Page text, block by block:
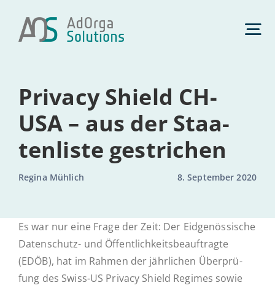
Inhalt
springen
Management­beratung
Künst­li­che Intelligenz
Com­pli­ance
Über uns
Privacy Shield CH-
USA – aus der Staa­
ten­lis­te gestrichen
Regina Mühlich 8. September 2020
Es war nur eine Frage der Zeit: Der Eid­ge­nös­si­sche
Da­ten­­­schutz- und Öf­fent­lich­keits­be­auf­trag­te
(EDÖB), hat im Rahmen der jähr­li­chen Über­prü­
fung des Swiss-US Privacy Shield Regimes sowie